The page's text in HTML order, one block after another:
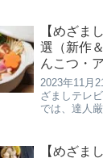
く紹介しま
一覧はこち
【めざま
選（新作
んこつ・
ど）まい
年11月21
2023年11月
ざましテレ
では、達人
ら新作＆変
【めざま